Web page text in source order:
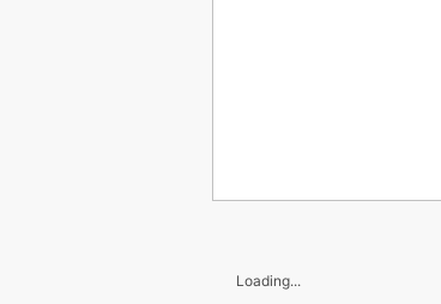
Loading...